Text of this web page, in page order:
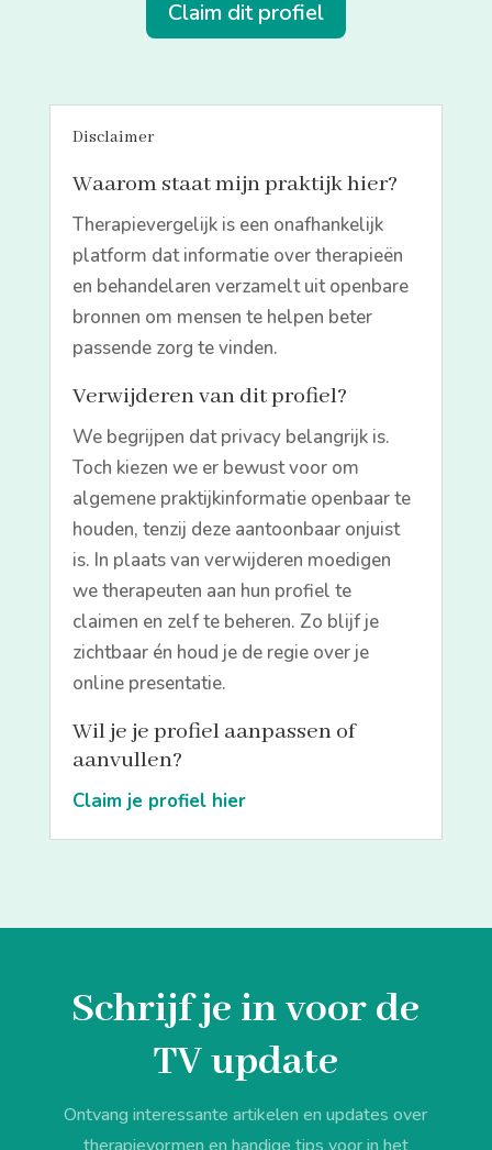
Claim dit profiel
Disclaimer
Waarom staat mijn praktijk hier?
Therapievergelijk is een onafhankelijk
platform dat informatie over therapieën
en behandelaren verzamelt uit openbare
bronnen om mensen te helpen beter
passende zorg te vinden.
Verwijderen van dit profiel?
We begrijpen dat privacy belangrijk is.
Toch kiezen we er bewust voor om
algemene praktijkinformatie openbaar te
houden, tenzij deze aantoonbaar onjuist
is. In plaats van verwijderen moedigen
we therapeuten aan hun profiel te
claimen en zelf te beheren. Zo blijf je
zichtbaar én houd je de regie over je
online presentatie.
Wil je je profiel aanpassen of
aanvullen?
Claim je profiel hier
Schrijf je in voor de
TV update
Ontvang interessante artikelen en updates over